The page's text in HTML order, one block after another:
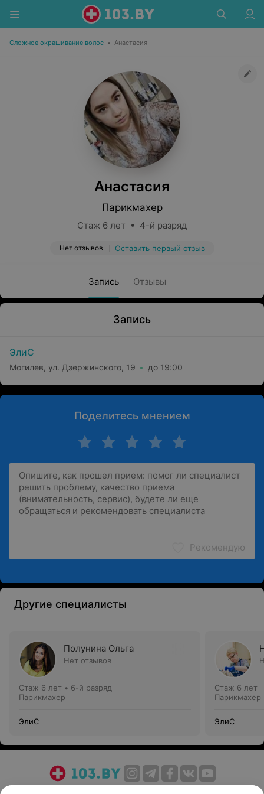
Сложное окрашивание волос • Анастасия
Анастасия
Парикмахер
Стаж 6 лет • 4-й разряд
Нет отзывов Оставить первый отзыв
Запись Отзывы
Запись
ЭлиС
Могилев, ул. Дзержинского, 19 до 19:00
Поделитесь мнением
Рекомендую
Другие специалисты
Полунина Ольга
Нет отзывов
Стаж 6 лет • 6-й разряд
Парикмахер
ЭлиС
Стаж 6 лет
Парикмахер
ЭлиС